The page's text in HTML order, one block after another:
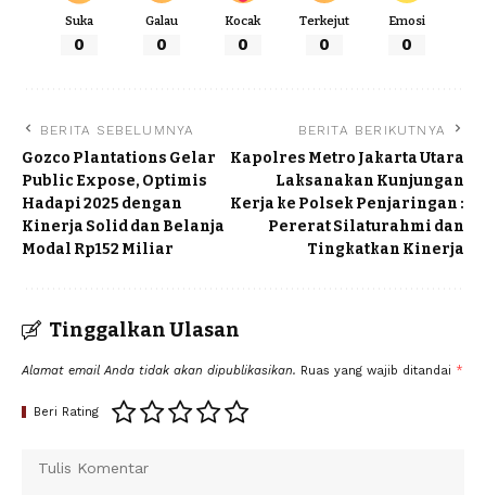
Suka
0
Galau
0
Kocak
0
Terkejut
0
Emosi
0
BERITA SEBELUMNYA
Gozco Plantations Gelar
Public Expose, Optimis
Hadapi 2025 dengan
Kinerja Solid dan Belanja
Modal Rp152 Miliar
BERITA BERIKUTNYA
Kapolres Metro Jakarta Utara
Laksanakan Kunjungan
Kerja ke Polsek Penjaringan :
Pererat Silaturahmi dan
Tingkatkan Kinerja
Tinggalkan Ulasan
Alamat email Anda tidak akan dipublikasikan. Ruas yang wajib ditandai *
Beri Rating